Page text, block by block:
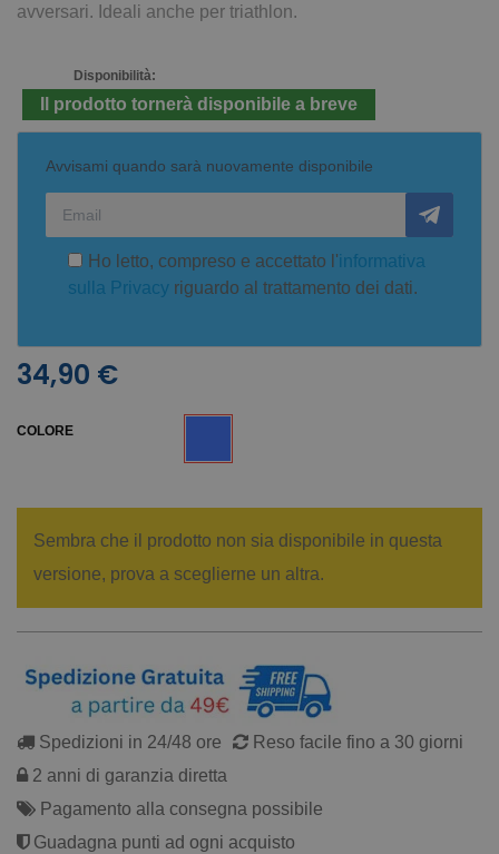
avversari. Ideali anche per triathlon.
Disponibilità:
Il prodotto tornerà disponibile a breve
Avvisami quando sarà nuovamente disponibile
Ho letto, compreso e accettato l'informativa
sulla Privacy riguardo al trattamento dei dati.
34,90 €
COLORE
Sembra che il prodotto non sia disponibile in questa
versione, prova a sceglierne un altra.
Spedizioni in 24/48 ore
Reso facile fino a 30 giorni
2 anni di garanzia diretta
Pagamento alla consegna possibile
Guadagna punti ad ogni acquisto